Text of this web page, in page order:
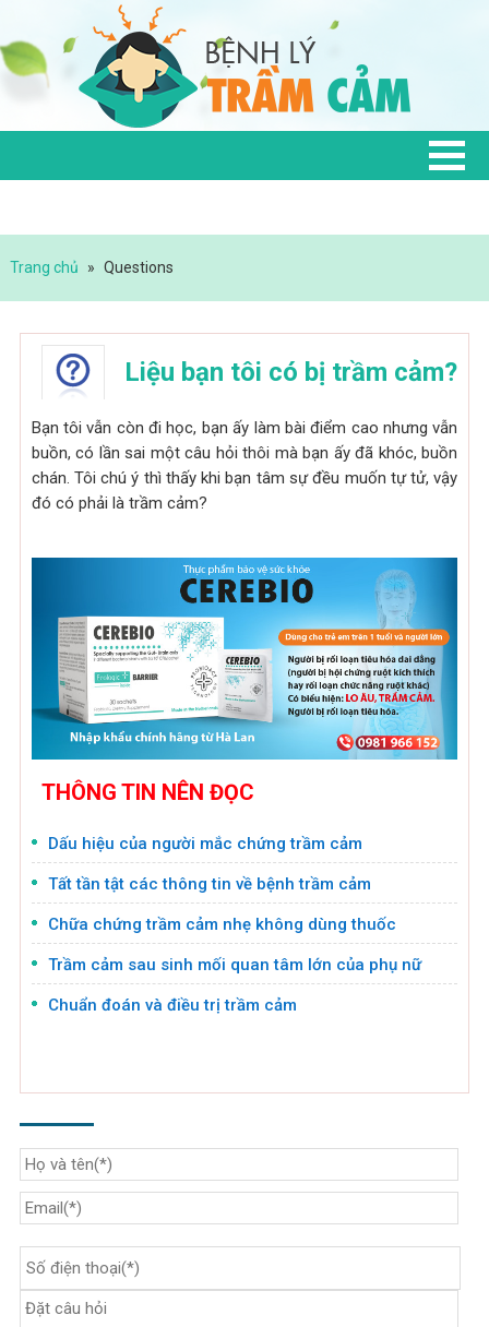
Trang chủ » Questions
Liệu bạn tôi có bị trầm cảm?
Bạn tôi vẫn còn đi học, bạn ấy làm bài điểm cao nhưng vẫn
buồn, có lần sai một câu hỏi thôi mà bạn ấy đã khóc, buồn
chán. Tôi chú ý thì thấy khi bạn tâm sự đều muốn tự tử, vậy
đó có phải là trầm cảm?
THÔNG TIN NÊN ĐỌC
Dấu hiệu của người mắc chứng trầm cảm
Tất tần tật các thông tin về bệnh trầm cảm
Chữa chứng trầm cảm nhẹ không dùng thuốc
Trầm cảm sau sinh mối quan tâm lớn của phụ nữ
Chuẩn đoán và điều trị trầm cảm